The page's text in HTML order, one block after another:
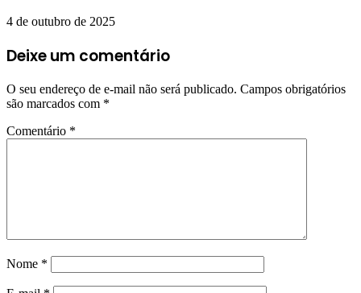
4 de outubro de 2025
Deixe um comentário
O seu endereço de e-mail não será publicado. Campos obrigatórios
são marcados com *
Comentário *
Nome *